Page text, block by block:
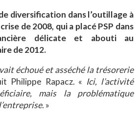
diversification dans l’outillage à
de 2008, qui a placé PSP dans
délicate et abouti au
de 2012.
échoué et asséché la trésorerie
Philippe Rapacz. « Ici, l’activité
mais la problématique
. »